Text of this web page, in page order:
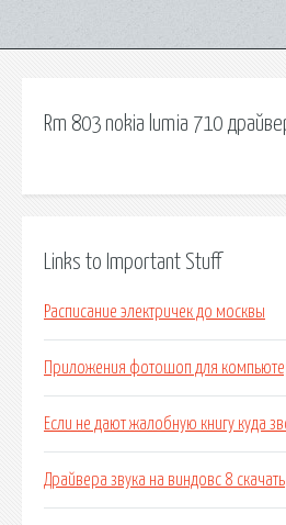
Rm 803 nokia lumia 710
Links to Important Stuff
Расписание электричек до москвы
Приложения фотошоп для
Если не дают жалобную книгу куда
Драйвера звука на виндовс 8 скачать